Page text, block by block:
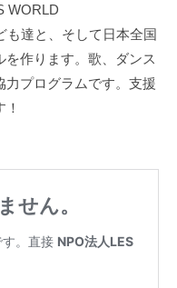
WORLD
も達と、そして日本全国
作ります。歌、ダンス
プログラムです。支援